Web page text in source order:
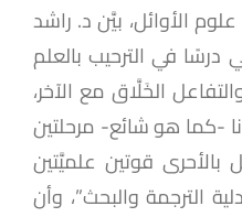
الأوائل، بيَّن د. راشد
في الترحيب بالعلم
الخَلَّاق مع الآخر،
-كما هو شائع- مرحلتين
بالأحرى قوتين علميَّتين
الترجمة والبحث”، وأن